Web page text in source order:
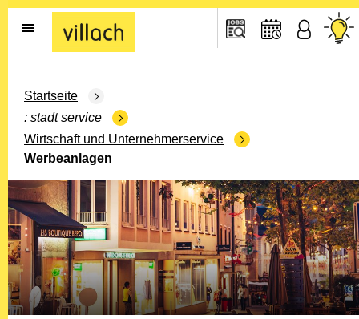
Gehe zur Startseite
Startseite
stadt service
Wirtschaft und Unternehmerservice
Werbeanlagen